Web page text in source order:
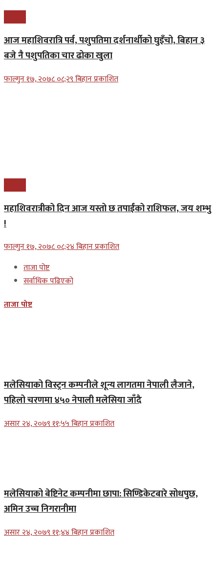
आज महाशिवरात्रि पर्व, पशुपतिमा दर्शनार्थीको घुइँचो, बिहान ३
बजे नै पशुपतिका चार ढोका खुला
फाल्गुन १७, २०७८ ०८;२९ बिहान प्रकाशित
महाशिवरात्रीको दिन आज यस्तो छ तपाईंको राशिफल, जय शम्भु
!
फाल्गुन १७, २०७८ ०८;२४ बिहान प्रकाशित
ताजा पोष्ट
सर्वाधिक पढिएको
ताजा पोष्ट
मलेसियाको विस्ट्रन कम्पनीले शून्य लागतमा नेपाली लैजाने,
पहिलो चरणमा ४५० नेपाली मलेसिया जाँदै
असार २४, २०७९ ११;५५ बिहान प्रकाशित
मलेसियाको बेष्टिनेट कम्पनीमा छापा: सिण्डिकेटबारे सोधपुछ,
अमिन उच्च निगरानीमा
असार २४, २०७९ ११;४४ बिहान प्रकाशित